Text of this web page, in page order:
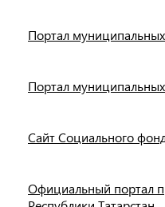
Портал
Портал муниципальных
Сайт Социального
Официальный портал